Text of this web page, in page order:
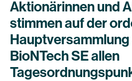
Aktionärinnen und
stimmen auf der
BioNTech SE allen